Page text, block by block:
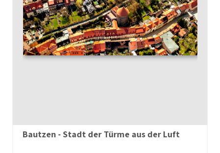
Bautzen - Stadt der Türme aus der Luft